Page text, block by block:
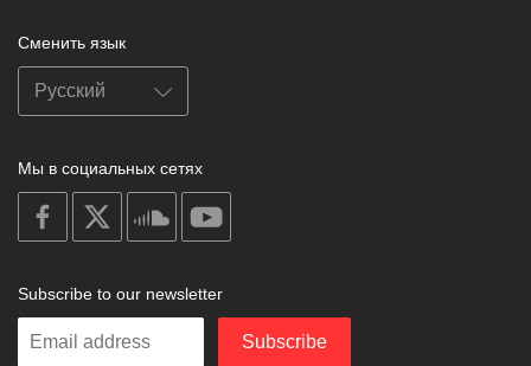
Сменить язык
Мы в социальных сетях
on
facebook
soundcloud
Subscribe to our newsletter
Enter
Subscribe